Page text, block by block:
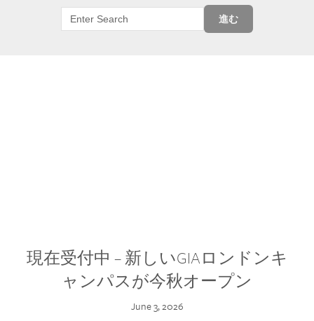
進む
現在受付中 – 新しいGIAロンドンキ
ャンパスが今秋オープン
June 3, 2026